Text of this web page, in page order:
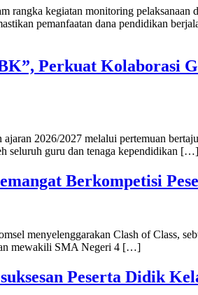
rangka kegiatan monitoring pelaksanaan
pemanfaatan dana pendidikan
Perkuat Kolaborasi
2026/2027 melalui pertemuan
seluruh guru dan tenaga kependidikan […]
Berkompetisi
menyelenggarakan Clash of Class,
mewakili SMA Negeri 4 […]
Peserta Didik